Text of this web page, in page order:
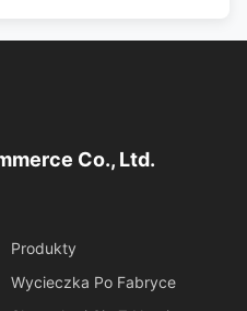
Co., Ltd.
Produkty
Wycieczka Po Fabryce